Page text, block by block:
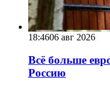
18:4606 авг 2026
Всё больше
Россию